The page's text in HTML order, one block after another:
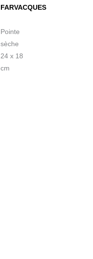
FARVACQUES
Pointe
sèche
24 x 18
cm